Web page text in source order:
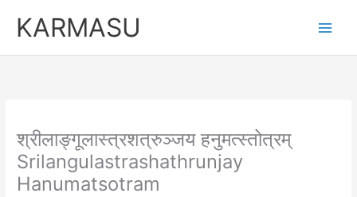
KARMASU
श्रीलाङ्गूलास्त्रशत्रुञ्जय हनुमत्स्तोत्रम्
Srilangulastrashathrunjay
Hanumatsotram